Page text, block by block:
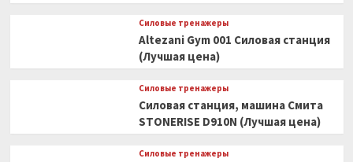
Силовые тренажеры
Altezani Gym 001 Силовая станция
(Лучшая цена)
Силовые тренажеры
Силовая станция, машина Смита
STONERISE D910N (Лучшая цена)
Силовые тренажеры